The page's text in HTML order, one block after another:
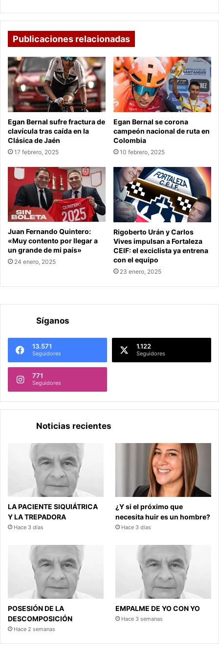
Publicaciones relacionadas
Egan Bernal sufre fractura de
clavícula tras caída en la
Clásica de Jaén
17 febrero, 2025
Egan Bernal se corona
campeón nacional de ruta en
Colombia
10 febrero, 2025
Juan Fernando Quintero:
«Muy contento por llegar a
un grande de mi país»
24 enero, 2025
Rigoberto Urán y Carlos
Vives impulsan a Fortaleza
CEIF: el exciclista ya entrena
con el equipo
23 enero, 2025
Síganos
13.571
Seguidores
1.122
Seguidores
771
Seguidores
Noticias recientes
LA PACIENTE SIQUIÁTRICA
Y LA TREPADORA
Hace 3 días
¿Y si el próximo que
necesita huir es un hombre?
Hace 3 días
POSESIÓN DE LA
DESCOMPOSICIÓN
Hace 2 semanas
EMPALME DE YO CON YO
Hace 3 semanas